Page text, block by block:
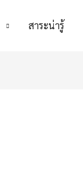
สาระน่ารู้